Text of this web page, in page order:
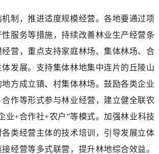
制，推进适度规模经营。各地要通过项
性服务等措施，持续改善林业生产经营条
营，重点支持家庭林场、集体林场、合
发展。支持集体林地集中连片的丘陵山
地方成立镇、村集体林场。鼓励各类企业
作等形式参与林业经营，建立健全联农
业+合作社+农户”等模式。加强林业科技
类经营主体的技术培训，引导发展立体
经营等多式联营，提升林地综合效益。